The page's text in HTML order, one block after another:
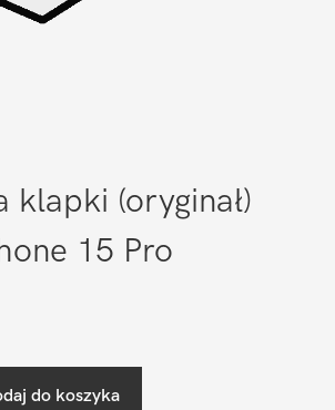
klapki (oryginał)
15 Pro
do koszyka